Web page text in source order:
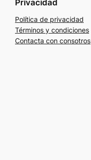
Privacidad
Política de privacidad
Términos y condiciones
Contacta con consotros